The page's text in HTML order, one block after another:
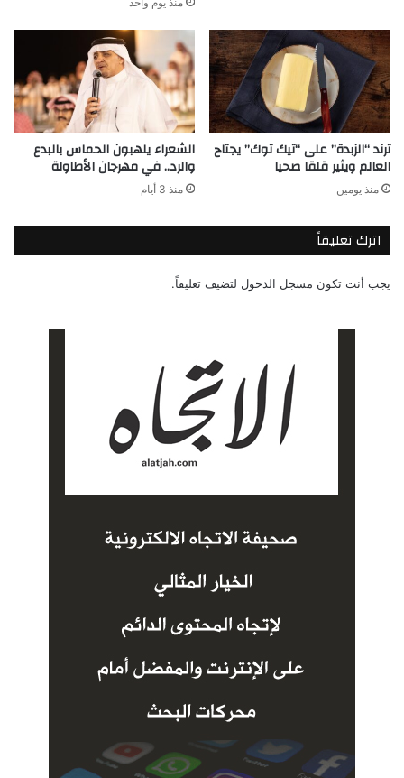
ترند “الزبدة” على “تيك توك” يجتاح
العالم ويثير قلقا صحيا
منذ يومين
الشعراء يلهبون الحماس بالبدع
والرد.. في مهرجان الأطاولة
منذ 3 أيام
اترك تعليقاً
يجب أنت تكون مسجل الدخول لتضيف تعليقاً.